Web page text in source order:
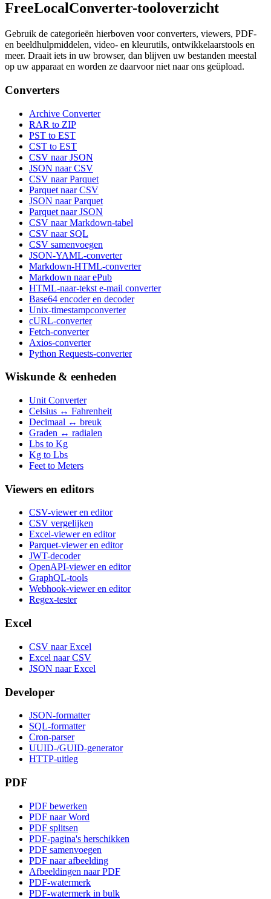
FreeLocalConverter-tooloverzicht
Gebruik de categorieën hierboven voor converters, viewers, PDF-
en beeldhulpmiddelen, video- en kleurutils, ontwikkelaarstools en
meer. Draait iets in uw browser, dan blijven uw bestanden meestal
op uw apparaat en worden ze daarvoor niet naar ons geüpload.
Converters
Archive Converter
RAR to ZIP
PST to EST
CST to EST
CSV naar JSON
JSON naar CSV
CSV naar Parquet
Parquet naar CSV
JSON naar Parquet
Parquet naar JSON
CSV naar Markdown-tabel
CSV naar SQL
CSV samenvoegen
JSON-YAML-converter
Markdown-HTML-converter
Markdown naar ePub
HTML-naar-tekst e-mail converter
Base64 encoder en decoder
Unix-timestampconverter
cURL-converter
Fetch-converter
Axios-converter
Python Requests-converter
Wiskunde & eenheden
Unit Converter
Celsius ↔ Fahrenheit
Decimaal ↔ breuk
Graden ↔ radialen
Lbs to Kg
Kg to Lbs
Feet to Meters
Viewers en editors
CSV-viewer en editor
CSV vergelijken
Excel-viewer en editor
Parquet-viewer en editor
JWT-decoder
OpenAPI-viewer en editor
GraphQL-tools
Webhook-viewer en editor
Regex-tester
Excel
CSV naar Excel
Excel naar CSV
JSON naar Excel
Developer
JSON-formatter
SQL-formatter
Cron-parser
UUID-/GUID-generator
HTTP-uitleg
PDF
PDF bewerken
PDF naar Word
PDF splitsen
PDF-pagina's herschikken
PDF samenvoegen
PDF naar afbeelding
Afbeeldingen naar PDF
PDF-watermerk
PDF-watermerk in bulk